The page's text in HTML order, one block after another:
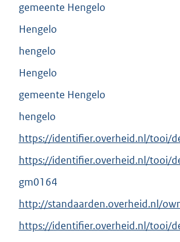
gemeente Hengelo
Hengelo
hengelo
Hengelo
gemeente Hengelo
hengelo
https://identifier.overheid.nl/tooi/
https://identifier.overheid.nl/tooi/
gm0164
http://standaarden.overheid.nl/
https://identifier.overheid.nl/tooi/